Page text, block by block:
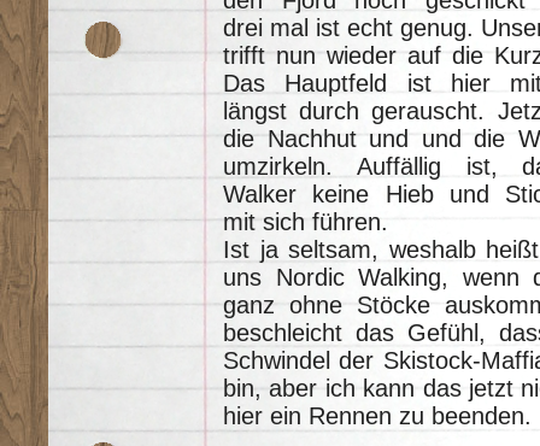
drei mal ist echt genug.
trifft nun wieder auf die
Das Hauptfeld ist hier
längst durch gerauscht.
die Nachhut und und die
umzirkeln. Auffällig ist,
Walker keine Hieb und
mit sich führen.
Ist ja seltsam, weshalb
uns Nordic Walking, wenn
ganz ohne Stöcke
beschleicht das Gefühl,
Schwindel der Skistock-
bin, aber ich kann das jetzt
hier ein Rennen zu beenden.